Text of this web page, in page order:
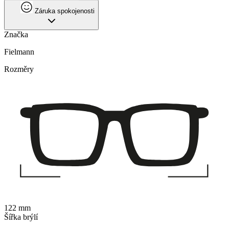
Záruka spokojenosti
Značka
Fielmann
Rozměry
122 mm
Šířka brýlí